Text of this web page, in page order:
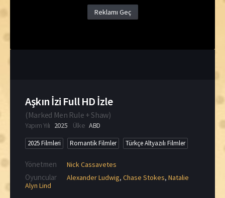
Reklamı Geç
Aşkın İzi Full HD İzle
(Marked Men Rule + Shaw)
Yapım Yılı 2025 Ülke ABD
2025 Filmleri Romantik Filmler Türkçe Altyazılı Filmler
Yönetmen Nick Cassavetes
Oyuncular Alexander Ludwig, Chase Stokes, Natalie
Alyn Lind